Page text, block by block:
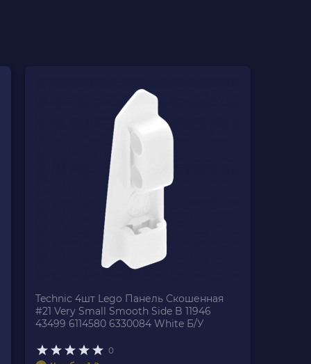
Technic 4шт Lego Панель Скошенная
#21 Very Small Smooth Side B 11946
43499 6114580 6330084 White Б/У
0